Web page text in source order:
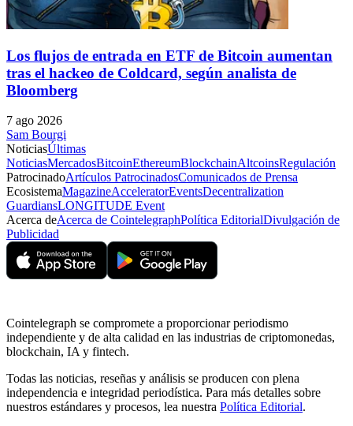
Los flujos de entrada en ETF de Bitcoin aumentan
tras el hackeo de Coldcard, según analista de
Bloomberg
7 ago 2026
Sam Bourgi
NoticiasÚltimas
NoticiasMercadosBitcoinEthereumBlockchainAltcoinsRegulación
PatrocinadoArtículos PatrocinadosComunicados de Prensa
EcosistemaMagazineAcceleratorEventsDecentralization
GuardiansLONGITUDE Event
Acerca deAcerca de CointelegraphPolítica EditorialDivulgación de
Publicidad
Cointelegraph se compromete a proporcionar periodismo
independiente y de alta calidad en las industrias de criptomonedas,
blockchain, IA y fintech.
Todas las noticias, reseñas y análisis se producen con plena
independencia e integridad periodística. Para más detalles sobre
nuestros estándares y procesos, lea nuestra Política Editorial.